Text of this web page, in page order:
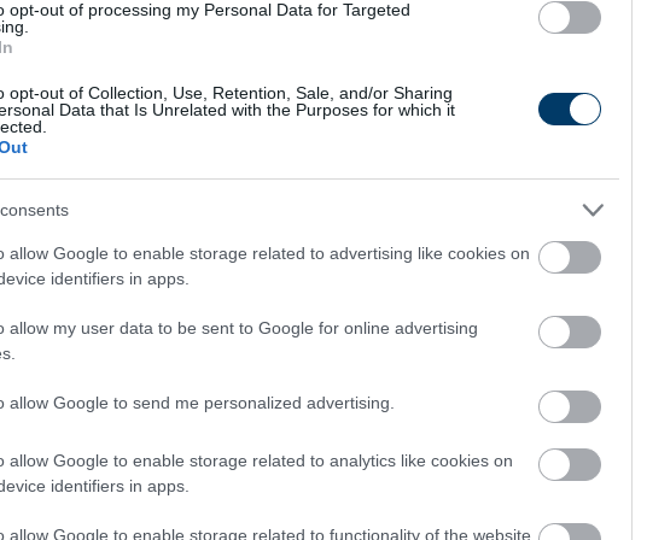
opt-out of processing my Personal Data for Targeted
opt-out of Collection, Use, Retention, Sale, and/or Sharing
Data that Is Unrelated with the Purposes for which it
allow Google to enable storage related to advertising like cookies on
identifiers in apps.
allow my user data to be sent to Google for online advertising
allow Google to send me personalized advertising.
allow Google to enable storage related to analytics like cookies on
identifiers in apps.
allow Google to enable storage related to functionality of the website
megidézése valószínűleg hasonlóan lenyűgöző lesz, mint az
vizsgálja majd a hatalom és a becsület kérdéseit.
nagyszerű történelmi filmeket készíteni, és bár a Gladiátor II. egy
az eredeti film hagyományában. Az új szereplők és az
emeli majd aGladiátorfranchise-t.
aGladiátorepikus története.
11 h 15 min 11 h 5 min